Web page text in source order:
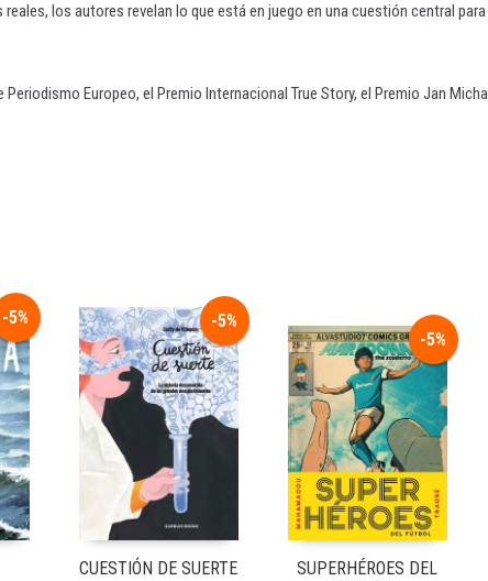
los autores revelan lo que está en juego en una cuestión central
Europeo, el Premio Internacional True Story, el Premio Jan
-5% -5%
CUESTIÓN DE SUERTE
-5%
SUPERHÉROES DEL